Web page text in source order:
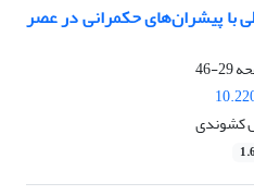
با پیشران‌های حکمرانی در عصر
29-46
کشوندی